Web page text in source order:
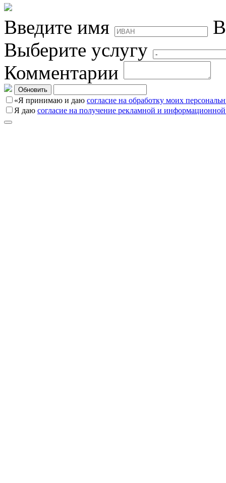
Введите имя
Выберите услугу
Комментарии
Обновить
«Я принимаю и даю согласие на обработку моих
Я даю согласие на получение рекламной и